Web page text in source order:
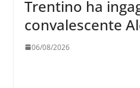
Trentino ha
convalescente
Ravarini
06/08/2026